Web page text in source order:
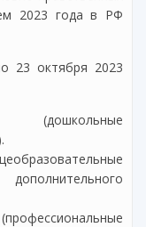
2023 года в РФ
23 октября 2023
(дошкольные